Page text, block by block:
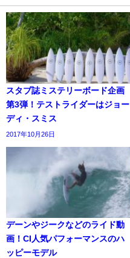
スタブ誌ミステリーボード企画
第3弾！テストライダーはジョー
ディ・スミス
2017年10月26日
デーンやジークなどのライド動
画！CI人気パフォーマンスのハ
ッピーモデル